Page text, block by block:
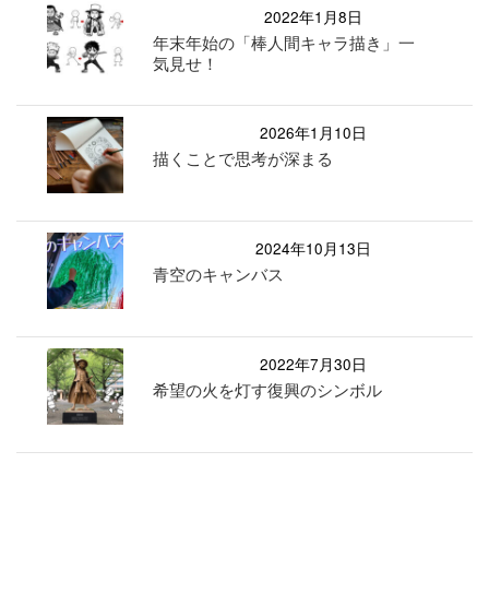
2022年1月8日
年末年始の「棒人間キャラ描き」一
気見せ！
2026年1月10日
描くことで思考が深まる
2024年10月13日
青空のキャンバス
2022年7月30日
希望の火を灯す復興のシンボル